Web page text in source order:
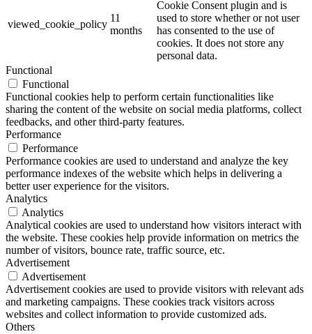
viewed_cookie_policy
11
months
Cookie Consent plugin and is
used to store whether or not user
has consented to the use of
cookies. It does not store any
personal data.
Functional
Functional
Functional cookies help to perform certain functionalities like
sharing the content of the website on social media platforms, collect
feedbacks, and other third-party features.
Performance
Performance
Performance cookies are used to understand and analyze the key
performance indexes of the website which helps in delivering a
better user experience for the visitors.
Analytics
Analytics
Analytical cookies are used to understand how visitors interact with
the website. These cookies help provide information on metrics the
number of visitors, bounce rate, traffic source, etc.
Advertisement
Advertisement
Advertisement cookies are used to provide visitors with relevant ads
and marketing campaigns. These cookies track visitors across
websites and collect information to provide customized ads.
Others